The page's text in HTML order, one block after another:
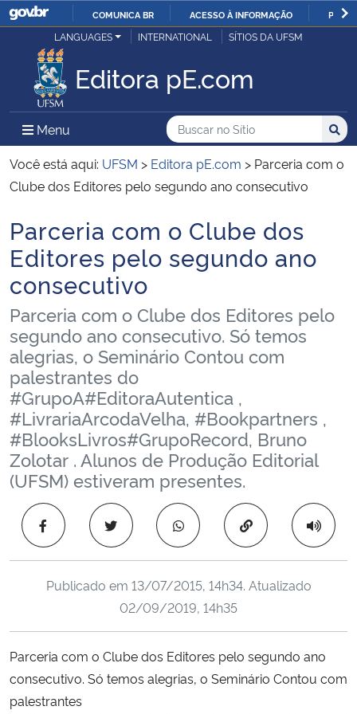
IR
O
COMUNICA BR ACESSO À INFORMAÇÃO
Ministério da Justiça e Segurança Pública
Ministério da Defesa
Ministério das Relações Exteriores
Ministério da Infraestrutura
Ministério da Agricultura, Pecuária e Abastecimento
Ministério da Educação
Ministério da Cidadania
Ministério da Saúde
Ministério de Minas e Energia
Ministério do Meio Ambiente
Ministério do Turismo
Controladoria-Geral da União
Ministério da Mulher, da Família e dos Direitos Humanos
LANGUAGES INTERNATIONAL SÍTIOS DA UFSM
Editora pE.com
Menu Menu Principal do Sítio
Busca
Buscar no no Sítio
Busca:
Você está aqui: UFSM > Editora pE.com > Parceria com o
Clube dos Editores pelo segundo ano consecutivo
Início do conteúdo
Parceria com o Clube dos
Editores pelo segundo ano
consecutivo
Parceria com o Clube dos Editores pelo
segundo ano consecutivo. Só temos
alegrias, o Seminário Contou com
palestrantes do
‪#‎GrupoA‬‪#‎EditoraAutentica‬ ,
‪#‎LivrariaArcodaVelha‬, ‪#‎Bookpartners‬ ,
‪#‎BlooksLivros‬‪#‎GrupoRecord‬, Bruno
Zolotar . Alunos de Produção Editorial
(UFSM) estiveram presentes.
Copiar para área
Publicado em 13/07/2015, 14h34. Atualizado
02/09/2019, 14h35
Parceria com o Clube dos Editores pelo segundo ano
consecutivo. Só temos alegrias, o Seminário Contou com
palestrantes